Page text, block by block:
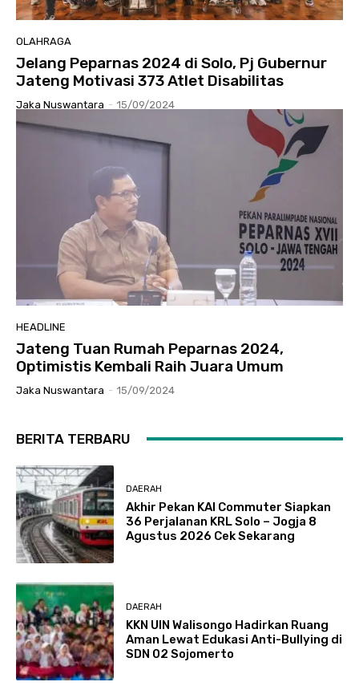
OLAHRAGA
Jelang Peparnas 2024 di Solo, Pj Gubernur
Jateng Motivasi 373 Atlet Disabilitas
Jaka Nuswantara - 15/09/2024
HEADLINE
Jateng Tuan Rumah Peparnas 2024,
Optimistis Kembali Raih Juara Umum
Jaka Nuswantara - 15/09/2024
BERITA TERBARU
DAERAH
Akhir Pekan KAI Commuter Siapkan
36 Perjalanan KRL Solo – Jogja 8
Agustus 2026 Cek Sekarang
DAERAH
KKN UIN Walisongo Hadirkan Ruang
Aman Lewat Edukasi Anti-Bullying di
SDN 02 Sojomerto